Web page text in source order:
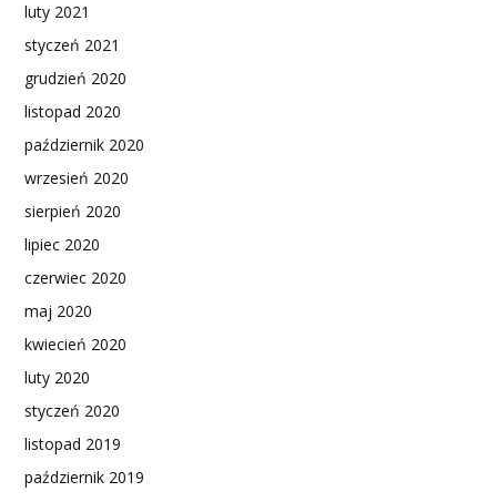
luty 2021
styczeń 2021
grudzień 2020
listopad 2020
październik 2020
wrzesień 2020
sierpień 2020
lipiec 2020
czerwiec 2020
maj 2020
kwiecień 2020
luty 2020
styczeń 2020
listopad 2019
październik 2019